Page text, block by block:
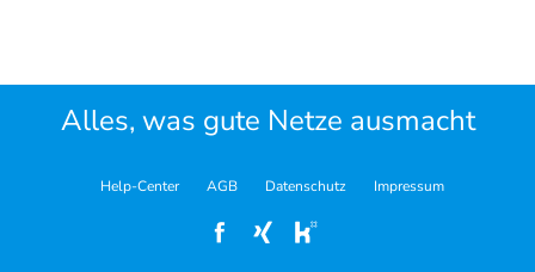
Alles, was gute Netze ausmacht
Help-Center AGB Datenschutz Impressum